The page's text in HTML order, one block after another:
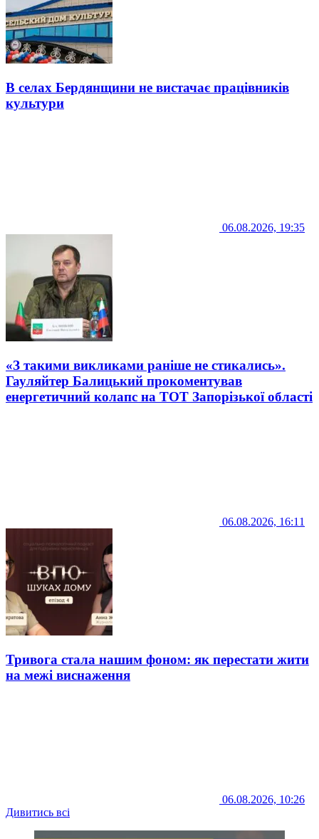
В селах Бердянщини не вистачає працівників
культури
06.08.2026, 19:35
«З такими викликами раніше не стикались».
Гауляйтер Балицький прокоментував
енергетичний колапс на ТОТ Запорізької області
06.08.2026, 16:11
Тривога стала нашим фоном: як перестати жити
на межі виснаження
06.08.2026, 10:26
Дивитись всі